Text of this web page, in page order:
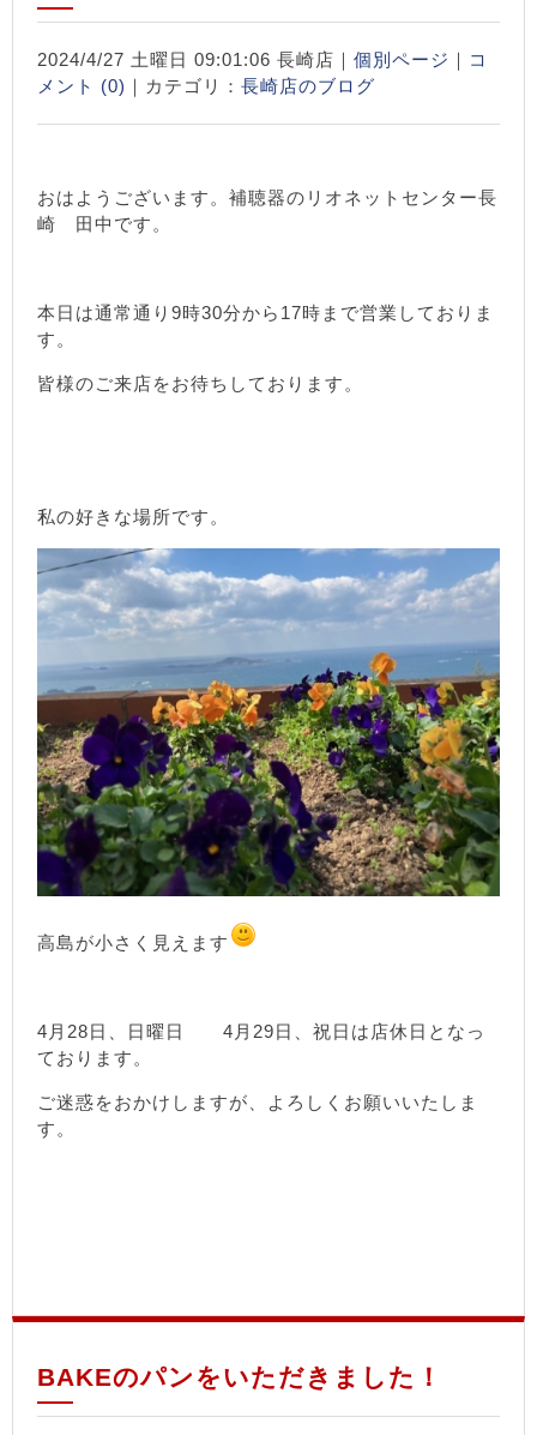
2024/4/27 土曜日 09:01:06 長崎店｜ 個別ページ ｜ コ
メント (0) ｜カテゴリ： 長崎店のブログ
おはようございます。補聴器のリオネットセンター長
崎 田中です。
本日は通常通り9時30分から17時まで営業しておりま
す。
皆様のご来店をお待ちしております。
私の好きな場所です。
高島が小さく見えます
4月28日、日曜日 4月29日、祝日は店休日となっ
ております。
ご迷惑をおかけしますが、よろしくお願いいたしま
す。
BAKEのパンをいただきました！